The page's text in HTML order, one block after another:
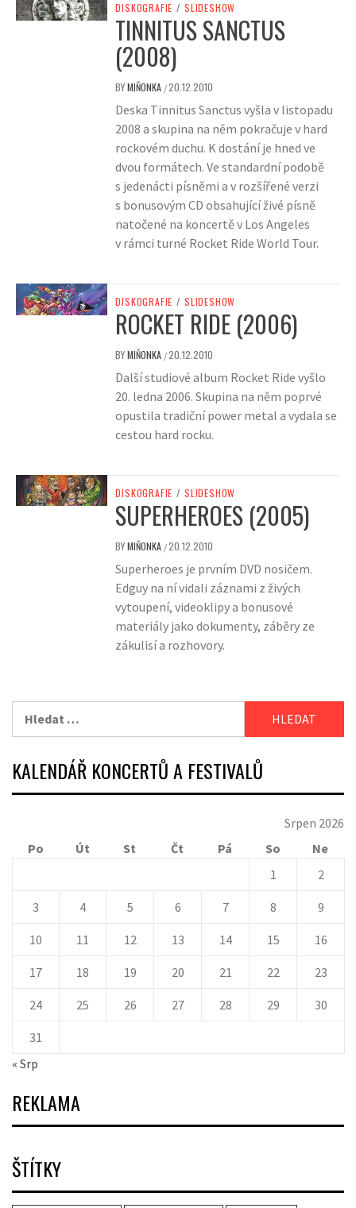
DISKOGRAFIE / SLIDESHOW
TINNITUS SANCTUS
(2008)
BYMIŇONKA /20.12.2010
Deska Tinnitus Sanctus vyšla v listopadu
2008 a skupina na něm pokračuje v hard
rockovém duchu. K dostání je hned ve
dvou formátech. Ve standardní podobě
s jedenácti písněmi a v rozšířené verzi
s bonusovým CD obsahující živé písně
natočené na koncertě v Los Angeles
v rámci turné Rocket Ride World Tour.
DISKOGRAFIE / SLIDESHOW
ROCKET RIDE (2006)
BYMIŇONKA /20.12.2010
Další studiové album Rocket Ride vyšlo
20. ledna 2006. Skupina na něm poprvé
opustila tradiční power metal a vydala se
cestou hard rocku.
DISKOGRAFIE / SLIDESHOW
SUPERHEROES (2005)
BYMIŇONKA /20.12.2010
Superheroes je prvním DVD nosičem.
Edguy na ní vidali záznami z živých
vytoupení, videoklipy a bonusové
materiály jako dokumenty, záběry ze
zákulisí a rozhovory.
KALENDÁŘ KONCERTŮ A FESTIVALŮ
Srpen 2026
Po
Út St Čt Pá So
Ne
1
2
3 4 5 6 7 8 9
10 11 12 13 14 15 16
17 18 19 20 21 22 23
24 25 26 27 28 29 30
31
« Srp
REKLAMA
ŠTÍTKY